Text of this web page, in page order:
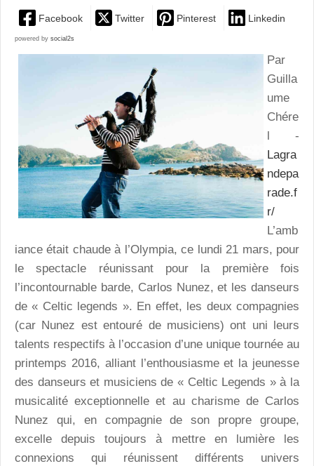
Facebook Twitter Pinterest Linkedin
powered by social2s
Par
Guilla
ume
Chére
l -
Lagra
ndepa
rade.f
r/
L’amb
iance était chaude à l’Olympia, ce lundi 21 mars, pour
le spectacle réunissant pour la première fois
l’incontournable barde, Carlos Nunez, et les danseurs
de « Celtic legends ». En effet, les deux compagnies
(car Nunez est entouré de musiciens) ont uni leurs
talents respectifs à l’occasion d’une unique tournée au
printemps 2016, alliant l’enthousiasme et la jeunesse
des danseurs et musiciens de « Celtic Legends » à la
musicalité exceptionnelle et au charisme de Carlos
Nunez qui, en compagnie de son propre groupe,
excelle depuis toujours à mettre en lumière les
connexions qui réunissent différents univers